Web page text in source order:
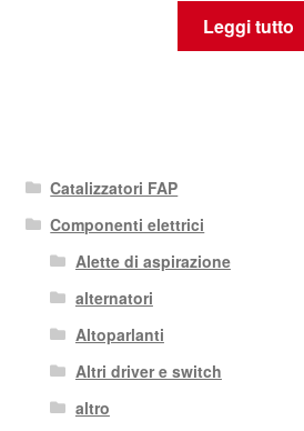
Leggi tutto
Catalizzatori FAP
Componenti elettrici
Alette di aspirazione
alternatori
Altoparlanti
Altri driver e switch
altro